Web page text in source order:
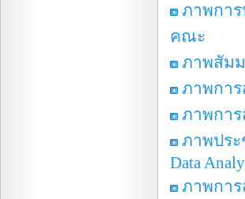
ภาพกา
คณะ
ภาพสัมม
ภาพการ
ภาพการ
ภาพประ
Data
ภาพการ